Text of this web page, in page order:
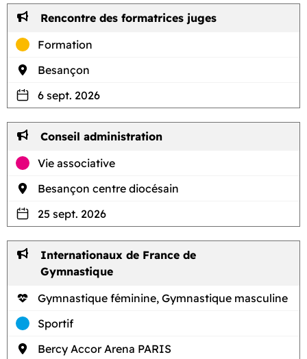
Rencontre des formatrices juges
Formation
Besançon
6 sept. 2026
Conseil administration
Vie associative
Besançon centre diocésain
25 sept. 2026
Internationaux de France de
Gymnastique
Gymnastique féminine, Gymnastique masculine
Sportif
Bercy Accor Arena PARIS